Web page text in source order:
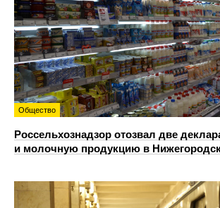
Общество
Россельхознадзор отозвал две
и молочную продукцию в